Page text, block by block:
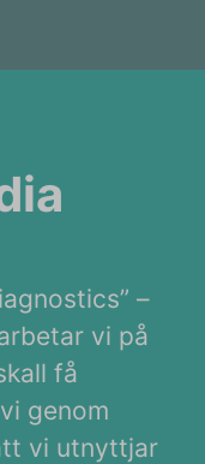
–
vi på
få
genom
vi utnyttjar